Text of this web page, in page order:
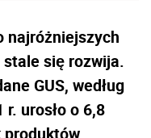
najróżniejszych
stale się rozwija.
GUS, według
urosło o 6,8
produktów